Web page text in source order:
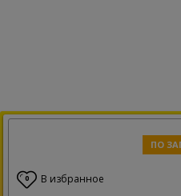
ПО
0 В избранное